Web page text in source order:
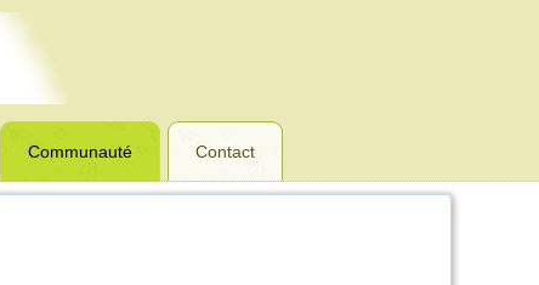
Communauté Contact